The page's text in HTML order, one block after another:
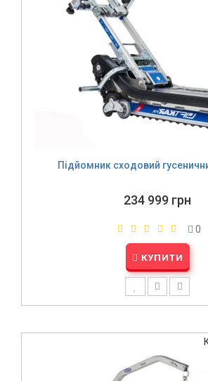
Підйомник сходовий
234 999 грн
0
КУПИТИ